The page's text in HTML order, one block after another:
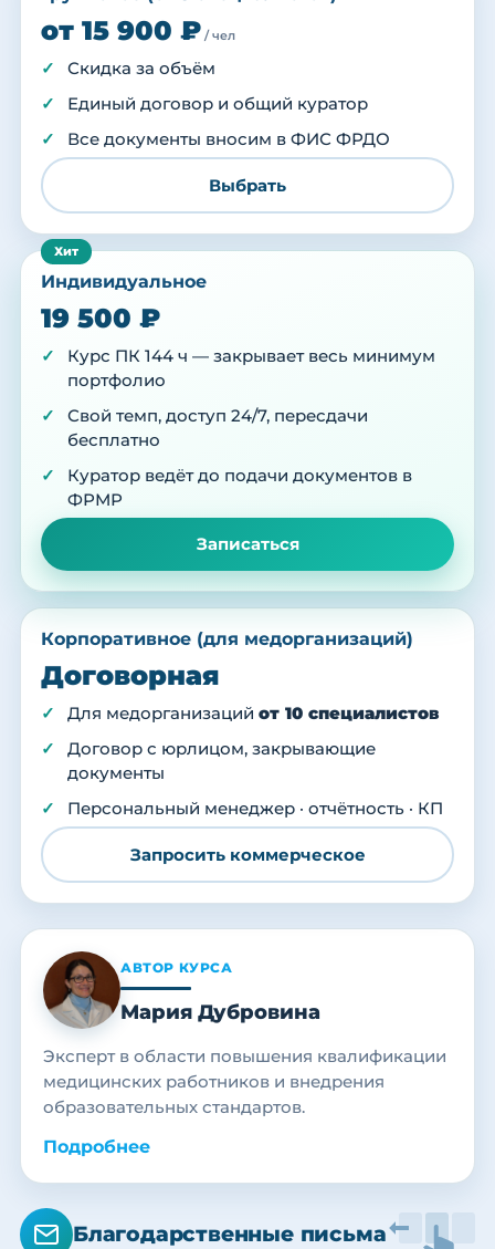
от 15 900 ₽ / чел
Скидка за объём
Единый договор и общий куратор
Все документы вносим в ФИС ФРДО
Выбрать
Индивидуальное
19 500 ₽
Курс ПК 144 ч — закрывает весь минимум
портфолио
Свой темп, доступ 24/7, пересдачи
бесплатно
Куратор ведёт до подачи документов в
ФРМР
Записаться
Корпоративное (для медорганизаций)
Договорная
Для медорганизаций от 10 специалистов
Договор с юрлицом, закрывающие
документы
Персональный менеджер · отчётность · КП
Запросить коммерческое
АВТОР КУРСА
Мария Дубровина
Эксперт в области повышения квалификации
медицинских работников и внедрения
образовательных стандартов.
Подробнее
Благодарственные письма